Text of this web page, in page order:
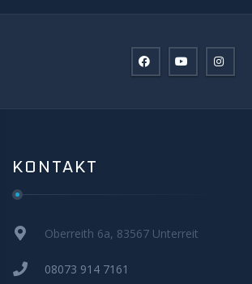
KONTAKT
Oberreith 6a, 83567 Unterreit
08073 914 7161